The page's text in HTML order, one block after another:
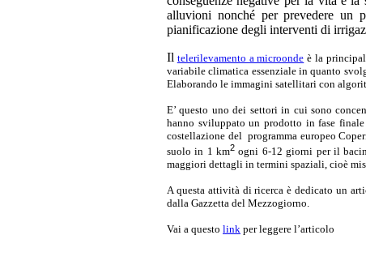
alluvioni nonché per prevedere un
pianificazione degli interventi di
Il telerilevamento a microonde è la
variabile climatica essenziale in quanto
Elaborando le immagini satellitari con
E’ questo uno dei settori in cui sono
hanno sviluppato un prodotto in fase
costellazione del programma europeo
suolo in 1 km2 ogni 6-12 giorni per il
maggiori dettagli in termini spaziali, cioè
A questa attività di ricerca è dedicato un
dalla Gazzetta del Mezzogiorno.
Vai a questo link per leggere l’articolo